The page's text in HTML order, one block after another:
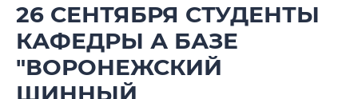
Объявления
СМИ о нас
26 СЕНТЯБРЯ СТУДЕНТЫ
КАФЕДРЫ А БАЗЕ
"ВОРОНЕЖСКИЙ
ШИННЫЙ